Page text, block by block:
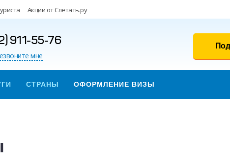
Акции от Слетать.ру
911-55-76
мне
СТРАНЫ ОФОРМЛЕНИЕ ВИЗЫ